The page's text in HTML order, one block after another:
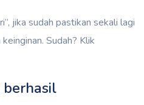
jika sudah pastikan sekali lagi
Sudah? Klik
berhasil